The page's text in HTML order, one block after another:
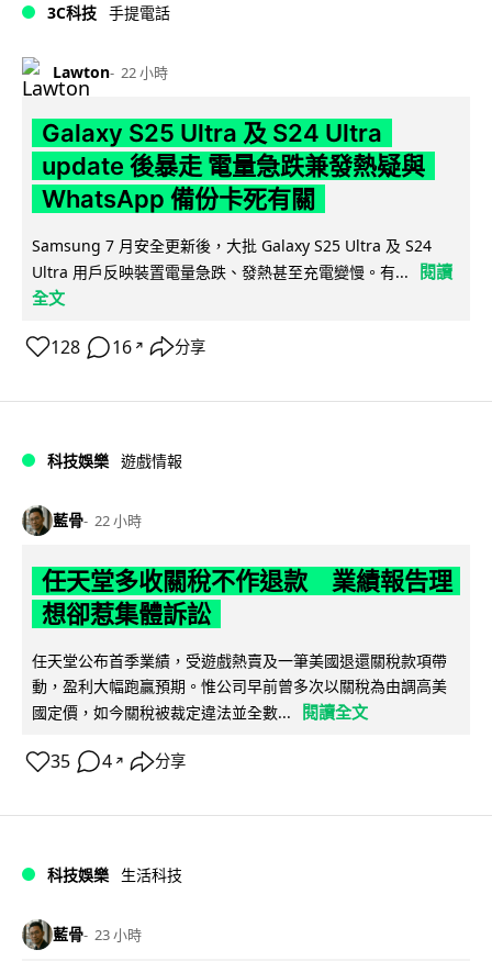
3C科技 手提電話
Lawton 22 小時
Galaxy S25 Ultra 及 S24 Ultra
update 後暴走 電量急跌兼發熱疑與
WhatsApp 備份卡死有關
Samsung 7 月安全更新後，大批 Galaxy S25 Ultra 及 S24
Ultra 用戶反映裝置電量急跌、發熱甚至充電變慢。有...
閱讀
全文
128 16 ↗ 分享
科技娛樂 遊戲情報
藍骨 22 小時
任天堂多收關稅不作退款 業績報告理
想卻惹集體訴訟
任天堂公布首季業績，受遊戲熱賣及一筆美國退還關稅款項帶
動，盈利大幅跑贏預期。惟公司早前曾多次以關稅為由調高美
國定價，如今關稅被裁定違法並全數...
閱讀全文
35 4 ↗ 分享
科技娛樂 生活科技
藍骨 23 小時